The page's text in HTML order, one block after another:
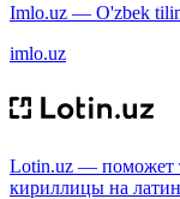
Imlo.uz — O'zbek
imlo.uz
Lotin.uz — поможет
кириллицы на